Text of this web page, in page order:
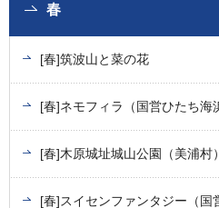
春
[春]筑波山と菜の花
[春]ネモフィラ（国営ひたち海
[春]木原城址城山公園（美浦村）
[春]スイセンファンタジー（国